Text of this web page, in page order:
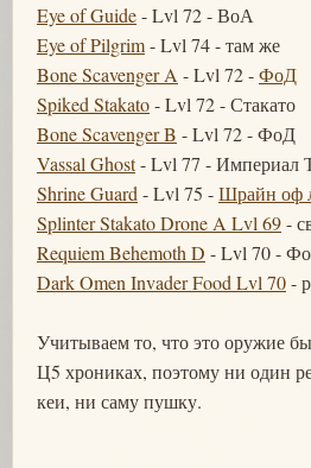
Eye of Guide- Lvl 72 - ВоА
Eye of Pilgrim- Lvl 74 - там же
Bone Scavenger A - Lvl 72 -ФоД
Spiked Stakato- Lvl 72 - Стакато
Bone Scavenger B - Lvl 72 - ФоД
Vassal Ghost- Lvl 77 - Империал
Shrine Guard - Lvl 75 -Шрайн оф
Splinter Stakato Drone A Lvl 69-
Requiem Behemoth D - Lvl 70 -
Dark Omen Invader Food Lvl 70-
Учитываем то, что это оружие
Ц5 хрониках, поэтому ни один
кеи, ни саму пушку.